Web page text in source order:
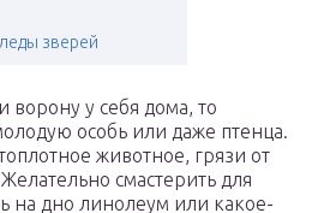
зверей
ворону у себя дома, то
особь или даже птенца.
животное, грязи от
смастерить для
на дно линолеум или какое-